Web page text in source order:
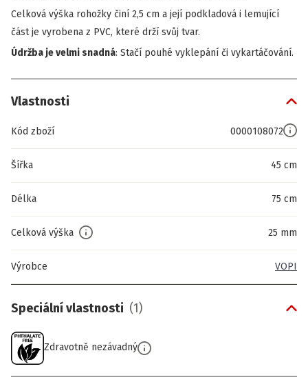
Celková výška rohožky činí 2,5 cm a její podkladová i lemující
část je vyrobena z PVC, které drží svůj tvar.
Údržba je velmi snadná: Stačí pouhé vyklepání či vykartáčování.
Vlastnosti
Kód zboží 0000108072
Šířka 45 cm
Délka 75 cm
Celková výška 25 mm
Výrobce VOPI
Speciální vlastnosti (1)
Zdravotně nezávadný